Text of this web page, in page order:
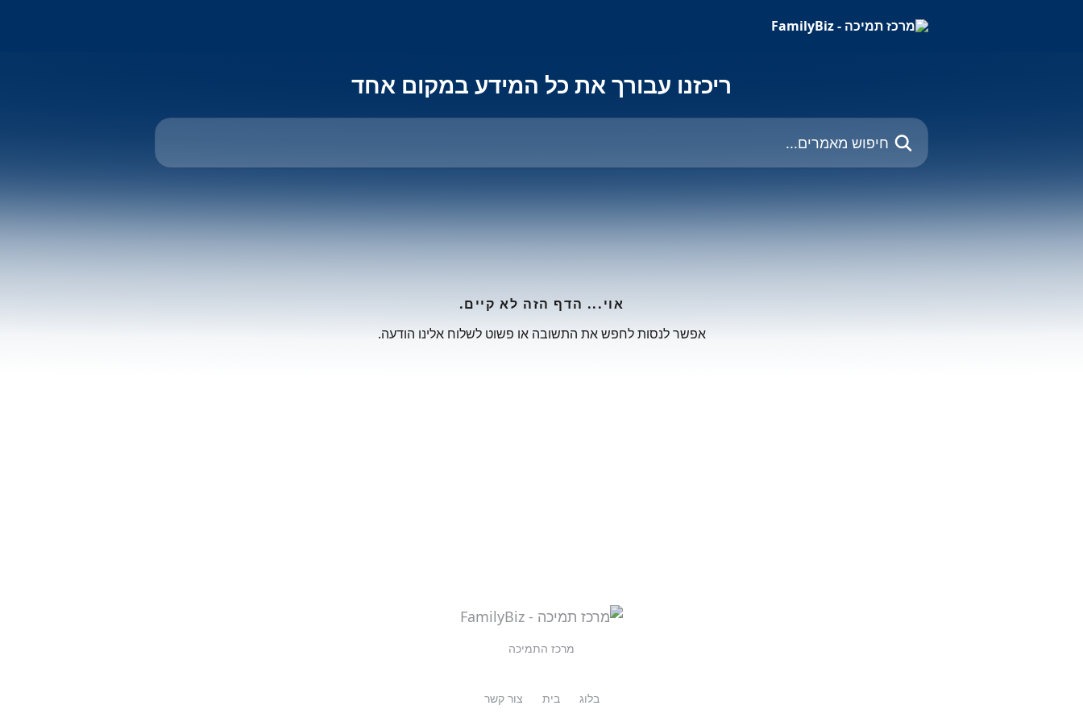
ריכזנו עבורך את כל המידע במקום אחד
חיפוש מאמרים...
אוי... הדף הזה לא קיים.
אפשר לנסות לחפש את התשובה או פשוט לשלוח אלינו הודעה.
מרכז התמיכה
בלוג בית צור קשר